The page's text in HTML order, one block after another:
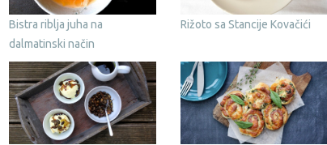
Bistra riblja juha na
dalmatinski način
Rižoto sa Stancije Kovačići